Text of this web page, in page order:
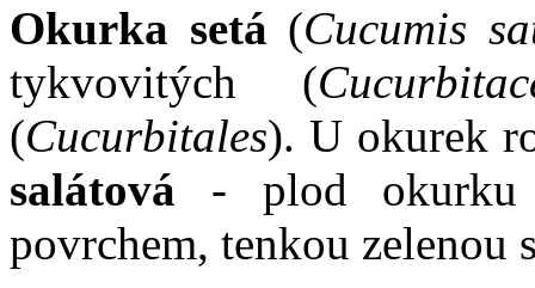
Okurka setá (Cucumis
tykvovitých (
(Cucurbitales). U okurek
salátová - plod okurku
povrchem, tenkou zelenou